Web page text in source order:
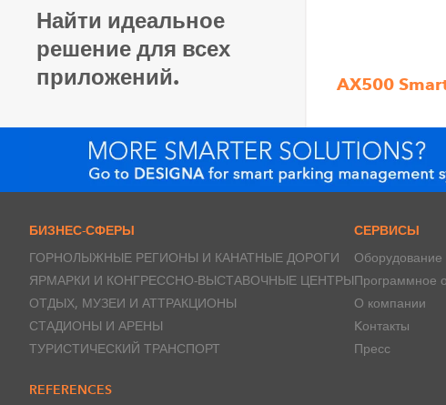
Найти идеальное
решение для всех
приложений.
AX500
БИЗНЕС-СФЕРЫ
ГОРНОЛЫЖНЫЕ РЕГИОНЫ И КАНАТНЫЕ ДОРОГИ
ЯРМАРКИ И КОНГРЕССНО-ВЫСТАВОЧНЫЕ ЦЕНТРЫ
ОТДЫХ, МУЗЕИ И АТТРАКЦИОНЫ
СТАДИОНЫ И АРЕНЫ
ТУРИСТИЧЕСКИЙ ТРАНСПОРТ
REFERENCES
СЕРВИСЫ
Оборудование
Программное
О компании
Kонтакты
Пресс